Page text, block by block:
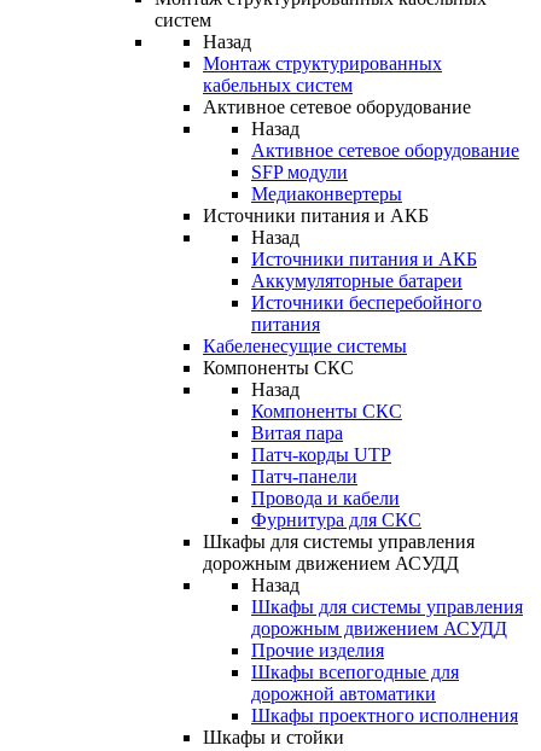
систем
Назад
Монтаж структурированных
кабельных систем
Активное сетевое оборудование
Назад
Активное сетевое оборудование
SFP модули
Медиаконвертеры
Источники питания и АКБ
Назад
Источники питания и АКБ
Аккумуляторные батареи
Источники бесперебойного
питания
Кабеленесущие системы
Компоненты СКС
Назад
Компоненты СКС
Витая пара
Патч-корды UTP
Патч-панели
Провода и кабели
Фурнитура для СКС
Шкафы для системы управления
дорожным движением АСУДД
Назад
Шкафы для системы управления
дорожным движением АСУДД
Прочие изделия
Шкафы всепогодные для
дорожной автоматики
Шкафы проектного исполнения
Шкафы и стойки